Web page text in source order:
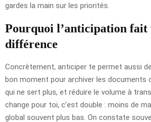
gardes la main sur les priorités.
Pourquoi l’anticipation
différence
Concrètement, anticiper te permet aussi
bon moment pour archiver les documents
qui ne sert plus, et réduire le volume à
change pour toi, c’est double : moins de
global souvent plus bas. On constate